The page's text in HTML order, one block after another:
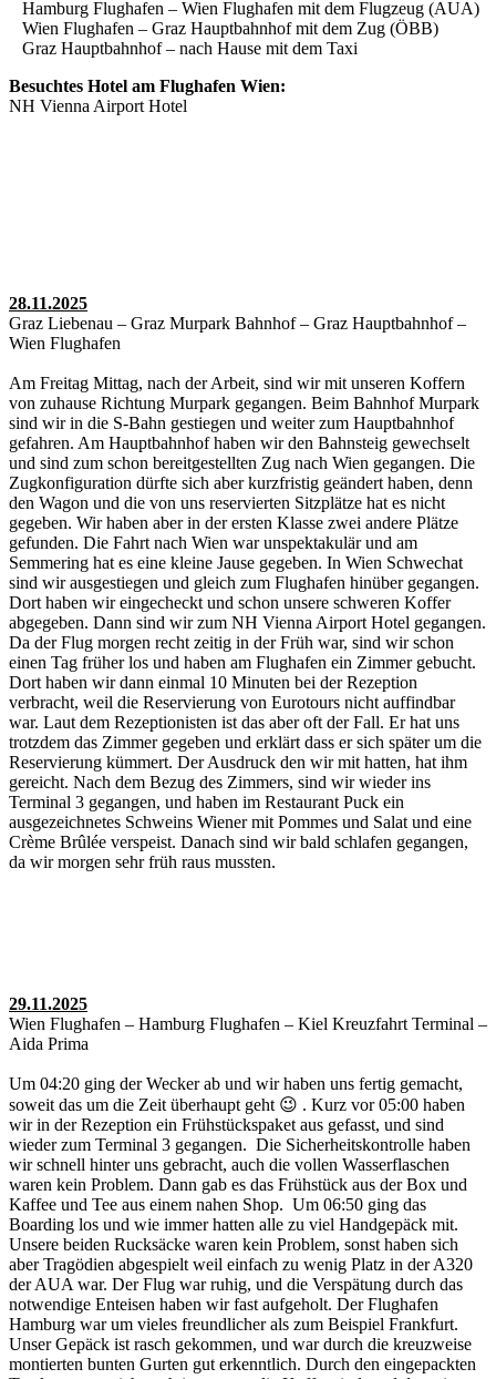
Hamburg Flughafen – Wien Flughafen mit dem Flugzeug (AUA)
Wien Flughafen – Graz Hauptbahnhof mit dem Zug (ÖBB)
Graz Hauptbahnhof – nach Hause mit dem Taxi
Besuchtes Hotel am Flughafen Wien:
NH Vienna Airport Hotel
28.11.2025
Graz Liebenau – Graz Murpark Bahnhof – Graz Hauptbahnhof –
Wien Flughafen
Am Freitag Mittag, nach der Arbeit, sind wir mit unseren Koffern
von zuhause Richtung Murpark gegangen. Beim Bahnhof Murpark
sind wir in die S-Bahn gestiegen und weiter zum Hauptbahnhof
gefahren. Am Hauptbahnhof haben wir den Bahnsteig gewechselt
und sind zum schon bereitgestellten Zug nach Wien gegangen. Die
Zugkonfiguration dürfte sich aber kurzfristig geändert haben, denn
den Wagon und die von uns reservierten Sitzplätze hat es nicht
gegeben. Wir haben aber in der ersten Klasse zwei andere Plätze
gefunden. Die Fahrt nach Wien war unspektakulär und am
Semmering hat es eine kleine Jause gegeben. In Wien Schwechat
sind wir ausgestiegen und gleich zum Flughafen hinüber gegangen.
Dort haben wir eingecheckt und schon unsere schweren Koffer
abgegeben. Dann sind wir zum NH Vienna Airport Hotel gegangen.
Da der Flug morgen recht zeitig in der Früh war, sind wir schon
einen Tag früher los und haben am Flughafen ein Zimmer gebucht.
Dort haben wir dann einmal 10 Minuten bei der Rezeption
verbracht, weil die Reservierung von Eurotours nicht auffindbar
war. Laut dem Rezeptionisten ist das aber oft der Fall. Er hat uns
trotzdem das Zimmer gegeben und erklärt dass er sich später um die
Reservierung kümmert. Der Ausdruck den wir mit hatten, hat ihm
gereicht. Nach dem Bezug des Zimmers, sind wir wieder ins
Terminal 3 gegangen, und haben im Restaurant Puck ein
ausgezeichnetes Schweins Wiener mit Pommes und Salat und eine
Crème Brûlée verspeist. Danach sind wir bald schlafen gegangen,
da wir morgen sehr früh raus mussten.
29.11.2025
Wien Flughafen – Hamburg Flughafen – Kiel Kreuzfahrt Terminal –
Aida Prima
Um 04:20 ging der Wecker ab und wir haben uns fertig gemacht,
soweit das um die Zeit überhaupt geht 😉 . Kurz vor 05:00 haben
wir in der Rezeption ein Frühstückspaket aus gefasst, und sind
wieder zum Terminal 3 gegangen. Die Sicherheitskontrolle haben
wir schnell hinter uns gebracht, auch die vollen Wasserflaschen
waren kein Problem. Dann gab es das Frühstück aus der Box und
Kaffee und Tee aus einem nahen Shop. Um 06:50 ging das
Boarding los und wie immer hatten alle zu viel Handgepäck mit.
Unsere beiden Rucksäcke waren kein Problem, sonst haben sich
aber Tragödien abgespielt weil einfach zu wenig Platz in der A320
der AUA war. Der Flug war ruhig, und die Verspätung durch das
notwendige Enteisen haben wir fast aufgeholt. Der Flughafen
Hamburg war um vieles freundlicher als zum Beispiel Frankfurt.
Unser Gepäck ist rasch gekommen, und war durch die kreuzweise
montierten bunten Gurten gut erkenntlich. Durch den eingepackten